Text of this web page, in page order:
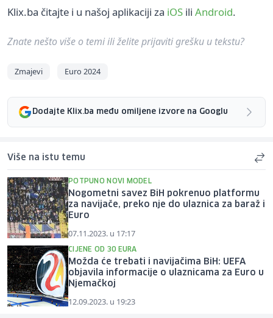
Klix.ba čitajte i u našoj aplikaciji za iOS ili Android.
Znate nešto više o temi ili želite prijaviti grešku u tekstu?
Zmajevi Euro 2024
Dodajte Klix.ba među omiljene izvore na Googlu
Više na istu temu
POTPUNO NOVI MODEL
Nogometni savez BiH pokrenuo platformu
za navijače, preko nje do ulaznica za baraž i
Euro
07.11.2023. u 17:17
CIJENE OD 30 EURA
Možda će trebati i navijačima BiH: UEFA
objavila informacije o ulaznicama za Euro u
Njemačkoj
12.09.2023. u 19:23